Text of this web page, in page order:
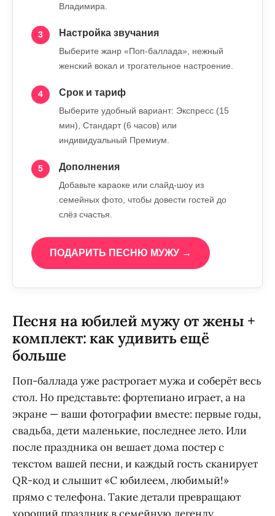
Владимира.
3 Настройка звучания
Выберите жанр «Поп-баллада», нежный
женский вокал и трогательное настроение.
4 Срок и тариф
Выберите удобный вариант: Экспресс (15
мин), Стандарт (6 часов) или
индивидуальный Премиум.
5 Дополнения
Добавьте караоке или слайд-шоу из
семейных фото, чтобы довести гостей до
слёз счастья.
ПОДАРИТЬ ПЕСНЮ МУЖУ →
Песня на юбилей мужу от жены +
комплект: как удивить ещё
больше
Поп-баллада уже растрогает мужа и соберёт весь
стол. Но представьте: фортепиано играет, а на
экране — ваши фотографии вместе: первые годы,
свадьба, дети маленькие, последнее лето. Или
после праздника он вешает дома постер с
текстом вашей песни, и каждый гость сканирует
QR-код и слышит «С юбилеем, любимый!»
прямо с телефона. Такие детали превращают
хороший праздник в семейную легенду.